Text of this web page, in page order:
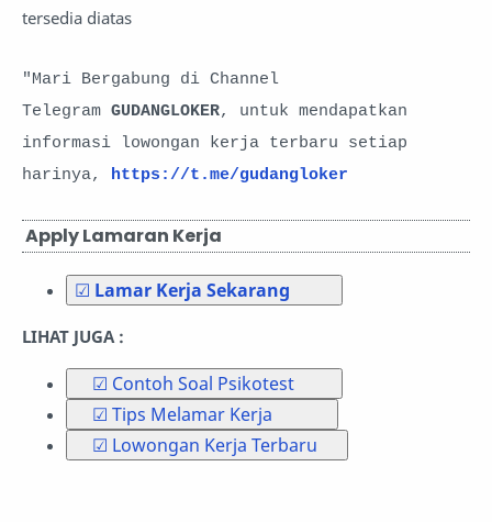
tersedia diatas
"Mari Bergabung di Channel
Telegram GUDANGLOKER, untuk mendapatkan
informasi lowongan kerja terbaru setiap
harinya, https://t.me/gudangloker
Apply Lamaran Kerja
☑ Lamar Kerja Sekarang
LIHAT JUGA :
☑ Contoh Soal Psikotest
☑ Tips Melamar Kerja
☑ Lowongan Kerja Terbaru